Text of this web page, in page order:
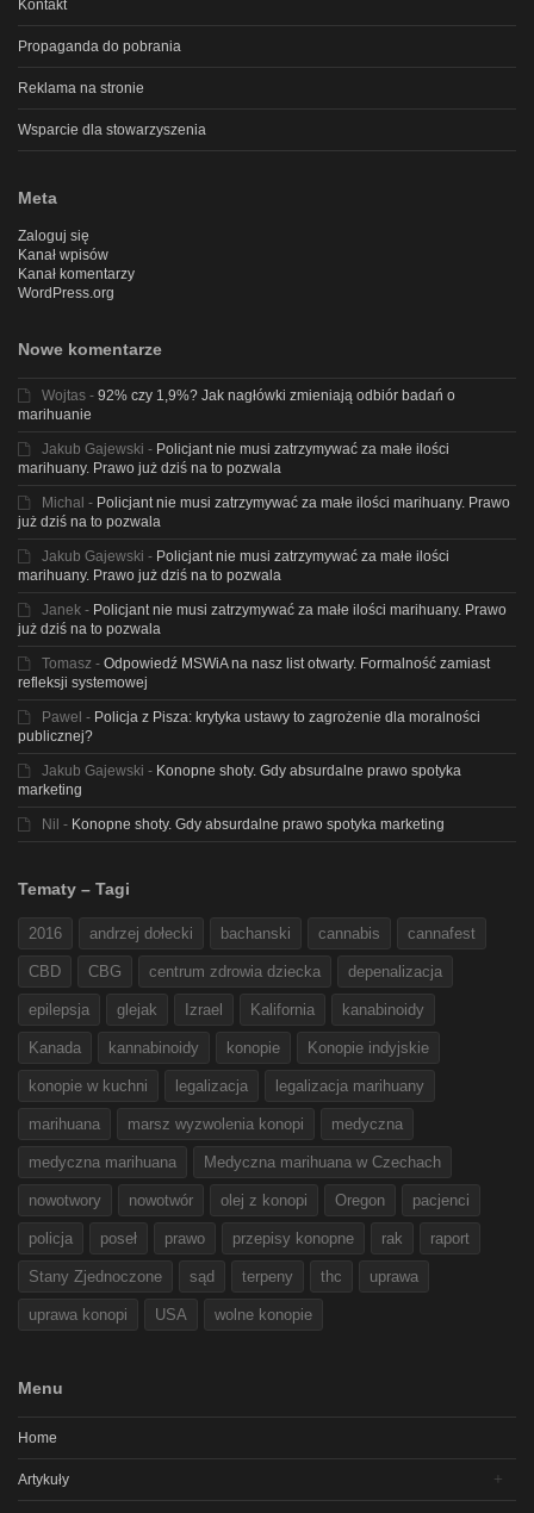
Kontakt
Propaganda do pobrania
Reklama na stronie
Wsparcie dla stowarzyszenia
Meta
Zaloguj się
Kanał wpisów
Kanał komentarzy
WordPress.org
Nowe komentarze
Wojtas - 92% czy 1,9%? Jak nagłówki zmieniają odbiór badań o
marihuanie
Jakub Gajewski - Policjant nie musi zatrzymywać za małe ilości
marihuany. Prawo już dziś na to pozwala
Michal - Policjant nie musi zatrzymywać za małe ilości marihuany. Prawo
już dziś na to pozwala
Jakub Gajewski - Policjant nie musi zatrzymywać za małe ilości
marihuany. Prawo już dziś na to pozwala
Janek - Policjant nie musi zatrzymywać za małe ilości marihuany. Prawo
już dziś na to pozwala
Tomasz - Odpowiedź MSWiA na nasz list otwarty. Formalność zamiast
refleksji systemowej
Pawel - Policja z Pisza: krytyka ustawy to zagrożenie dla moralności
publicznej?
Jakub Gajewski - Konopne shoty. Gdy absurdalne prawo spotyka
marketing
Nil - Konopne shoty. Gdy absurdalne prawo spotyka marketing
Tematy – Tagi
2016 andrzej dołecki bachanski cannabis cannafest
CBD CBG centrum zdrowia dziecka depenalizacja
epilepsja glejak Izrael Kalifornia kanabinoidy
Kanada kannabinoidy konopie Konopie indyjskie
konopie w kuchni legalizacja legalizacja marihuany
marihuana marsz wyzwolenia konopi medyczna
medyczna marihuana Medyczna marihuana w Czechach
nowotwory nowotwór olej z konopi Oregon pacjenci
policja poseł prawo przepisy konopne rak raport
Stany Zjednoczone sąd terpeny thc uprawa
uprawa konopi USA wolne konopie
Menu
Home
Artykuły